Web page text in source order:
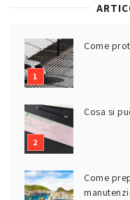
Come
Cosa si
Come